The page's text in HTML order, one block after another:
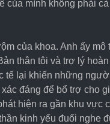
của mình không phải
của khoa. Anh ấy mô
thân tôi và trợ lý
tế lại khiến những
đáng để bổ trợ cho
hiện ra gần khu vực
kinh yếu đuối nghe